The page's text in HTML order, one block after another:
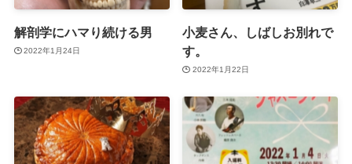
解剖学にハマり続ける男
2022年1月24日
小麦さん、しばしお別れで
す。
2022年1月22日